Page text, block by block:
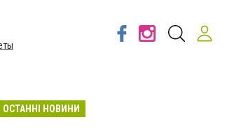
ОСТАННІ НОВИНИ